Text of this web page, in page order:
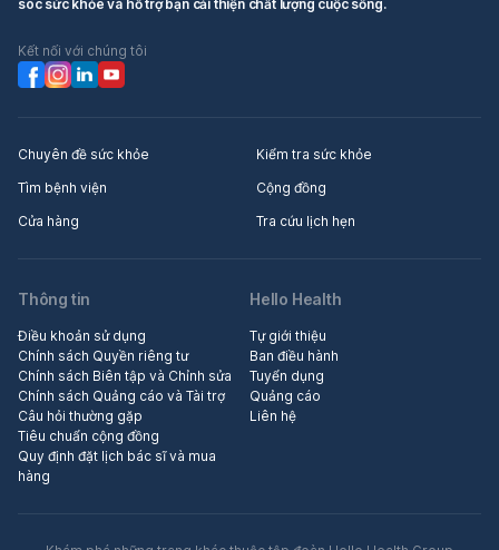
sóc sức khỏe và hỗ trợ bạn cải thiện chất lượng cuộc sống.
Kết nối với chúng tôi
Chuyên đề sức khỏe
Kiểm tra sức khỏe
Tìm bệnh viện
Cộng đồng
Cửa hàng
Tra cứu lịch hẹn
Thông tin
Điều khoản sử dụng
Chính sách Quyền riêng tư
Chính sách Biên tập và Chỉnh sửa
Chính sách Quảng cáo và Tài trợ
Câu hỏi thường gặp
Tiêu chuẩn cộng đồng
Quy định đặt lịch bác sĩ và mua
hàng
Hello Health
Tự giới thiệu
Ban điều hành
Tuyển dụng
Quảng cáo
Liên hệ